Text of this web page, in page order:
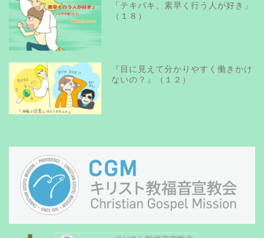
「テキパキ、素早く行う人が好き」
（１８）
『目に見えて分かりやすく働きかけ
ないの？』（１２）